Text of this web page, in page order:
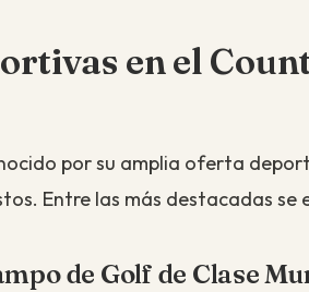
en el
por su amplia oferta
Entre las más destacadas se
de Golf de Clase